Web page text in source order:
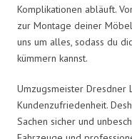
Komplikationen abläuft.
zur Montage deiner
uns um alles, sodass du
kümmern kannst.
Umzugsmeister
Kundenzufriedenheit.
Sachen sicher und